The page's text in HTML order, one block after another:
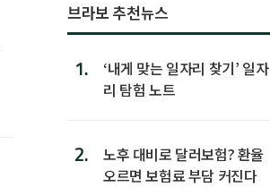
브라보 추천뉴스
1.
‘내게 맞는 일자리 찾기’ 일자
리 탐험 노트
2.
노후 대비로 달러보험? 환율
오르면 보험료 부담 커진다